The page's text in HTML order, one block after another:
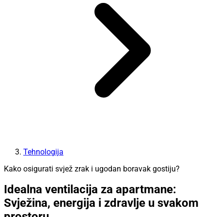
Tehnologija
Kako osigurati svjež zrak i ugodan boravak gostiju?
Idealna ventilacija za apartmane:
Svježina, energija i zdravlje u svakom